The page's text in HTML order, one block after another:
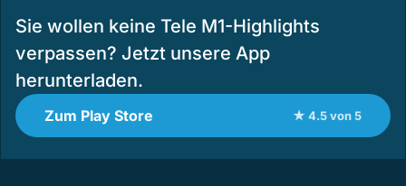
Sie wollen keine Tele M1-Highlights
verpassen? Jetzt unsere App
herunterladen.
Zum Play Store ★ 4.5 von 5